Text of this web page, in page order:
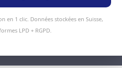
en 1 clic. Données stockées en Suisse,
LPD + RGPD.